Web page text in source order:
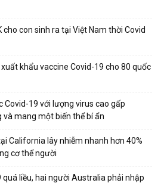
cho con sinh ra tại Việt Nam thời Covid
khẩu vaccine Covid-19 cho 80 quốc
Covid-19 với lượng virus cao gấp
mang một biến thể bí ẩn
California lây nhiễm nhanh hơn 40%
cơ thể người
liều, hai người Australia phải nhập